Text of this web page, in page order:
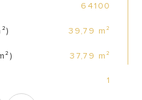
64100
39,79 m²
37,79 m²
1